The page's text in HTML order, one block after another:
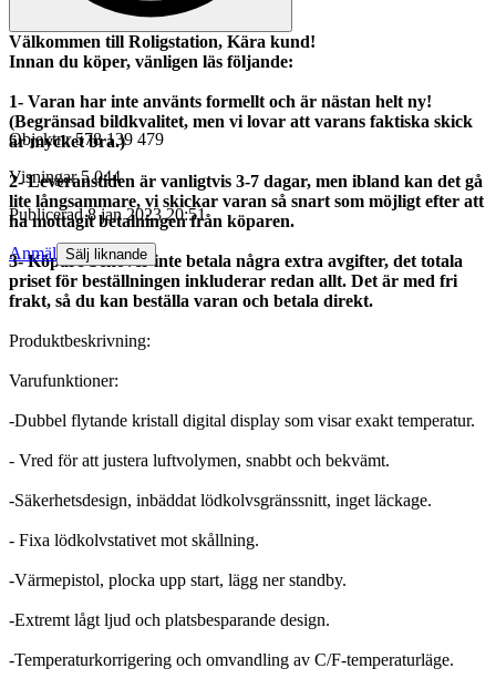
Välkommen till Roligstation, Kära kund!
Innan du köper, vänligen läs följande:
1- Varan har inte använts formellt och är nästan helt ny!
(Begränsad bildkvalitet, men vi lovar att varans faktiska skick
är mycket bra.)
2- Leveranstiden är vanligtvis 3-7 dagar, men ibland kan det gå
lite långsammare, vi skickar varan så snart som möjligt efter att
ha mottagit betalningen från köparen.
3- Köpare behöver inte betala några extra avgifter, det totala
priset för beställningen inkluderar redan allt. Det är med fri
frakt, så du kan beställa varan och betala direkt.
Produktbeskrivning:
Varufunktioner:
-Dubbel flytande kristall digital display som visar exakt temperatur.
- Vred för att justera luftvolymen, snabbt och bekvämt.
-Säkerhetsdesign, inbäddat lödkolvsgränssnitt, inget läckage.
- Fixa lödkolvstativet mot skållning.
-Värmepistol, plocka upp start, lägg ner standby.
-Extremt lågt ljud och platsbesparande design.
-Temperaturkorrigering och omvandling av C/F-temperaturläge.
Objektnr 578 139 479
Visningar 5 044
Publicerad 8 jan 2023 20:51
Anmäl Sälj liknande